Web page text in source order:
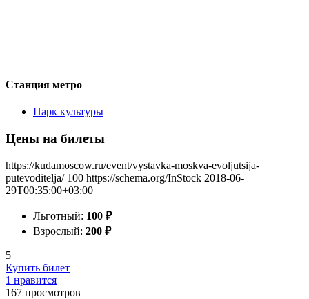
Станция метро
Парк культуры
Цены на билеты
https://kudamoscow.ru/event/vystavka-moskva-evoljutsija-
putevoditelja/ 100 https://schema.org/InStock 2018-06-
29T00:35:00+03:00
Льготный: 100 ₽
Взрослый: 200 ₽
5+
Купить билет
1 нравится
167 просмотров